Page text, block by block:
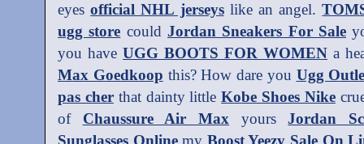
eyesofficial NHL jerseyslike an angel.
ugg store couldJordan Sneakers For Sale
you have UGG BOOTS FOR WOMEN a
Max Goedkoop this? How dare you Ugg
pas cherthat dainty littleKobe Shoes Nike
of Chaussure Air Max yoursJordan
Sunglasses Onlinemy Boost Yeezy Sale On